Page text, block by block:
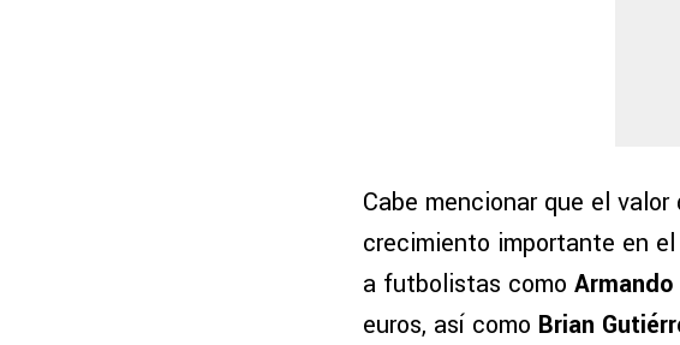
Cabe mencionar que el
crecimiento importante en
a futbolistas como Armando
euros, así como Brian